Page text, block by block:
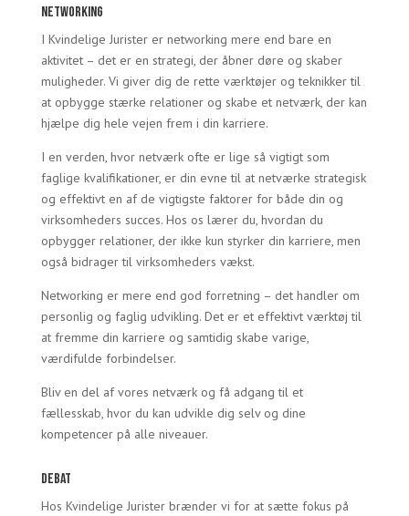
Networking
I Kvindelige Jurister er networking mere end bare en
aktivitet – det er en strategi, der åbner døre og skaber
muligheder. Vi giver dig de rette værktøjer og teknikker til
at opbygge stærke relationer og skabe et netværk, der kan
hjælpe dig hele vejen frem i din karriere.
I en verden, hvor netværk ofte er lige så vigtigt som
faglige kvalifikationer, er din evne til at netværke strategisk
og effektivt en af de vigtigste faktorer for både din og
virksomheders succes. Hos os lærer du, hvordan du
opbygger relationer, der ikke kun styrker din karriere, men
også bidrager til virksomheders vækst.
Networking er mere end god forretning – det handler om
personlig og faglig udvikling. Det er et effektivt værktøj til
at fremme din karriere og samtidig skabe varige,
værdifulde forbindelser.
Bliv en del af vores netværk og få adgang til et
fællesskab, hvor du kan udvikle dig selv og dine
kompetencer på alle niveauer.
Debat
Hos Kvindelige Jurister brænder vi for at sætte fokus på